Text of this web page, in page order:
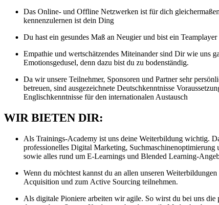
Das Online- und Offline Netzwerken ist für dich
kennenzulernen ist dein Ding
Du hast ein gesundes Maß an Neugier und bist ein Teamplayer
Empathie und wertschätzendes Miteinander sind Dir wie uns
Emotionsgedusel, denn dazu bist du zu bodenständig.
Da wir unsere Teilnehmer, Sponsoren und Partner sehr
betreuen, sind ausgezeichnete Deutschkenntnisse
Englischkenntnisse für den internationalen Austausch
WIR BIETEN DIR:
Als Trainings-Academy ist uns deine Weiterbildung wichtig.
professionelles Digital Marketing,
sowie alles rund um E-Learnings und Blended Learning-
Wenn du möchtest kannst du an allen unseren
Acquisition und zum Active Sourcing teilnehmen.
Als digitale Pioniere arbeiten wir agile. So wirst du bei uns die